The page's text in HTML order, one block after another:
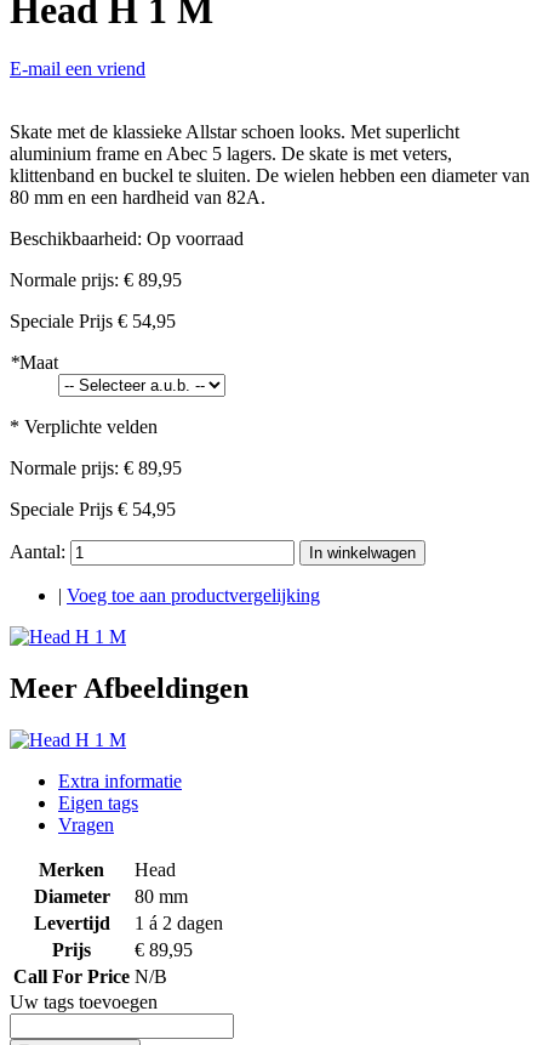
Head H 1 M
E-mail een vriend
Skate met de klassieke Allstar schoen looks. Met superlicht
aluminium frame en Abec 5 lagers. De skate is met veters,
klittenband en buckel te sluiten. De wielen hebben een diameter van
80 mm en een hardheid van 82A.
Beschikbaarheid: Op voorraad
Normale prijs: € 89,95
Speciale Prijs € 54,95
*Maat
* Verplichte velden
Normale prijs: € 89,95
Speciale Prijs € 54,95
Aantal: In winkelwagen
Voeg toe aan productvergelijking
Meer Afbeeldingen
Extra informatie
Eigen tags
Vragen
Merken
Head
Diameter
80 mm
Levertijd
1 á 2 dagen
Prijs
€ 89,95
Call For Price N/B
Uw tags toevoegen